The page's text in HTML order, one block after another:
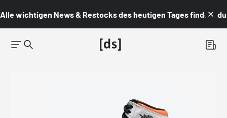
Alle wichtigen News & Restocks des heutigen Tages findest du